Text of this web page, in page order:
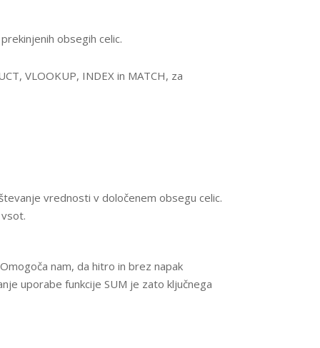
obsegih celic.
VLOOKUP, INDEX in MATCH, za
vrednosti v določenem obsegu celic.
nam, da hitro in brez napak
uporabe funkcije SUM je zato ključnega